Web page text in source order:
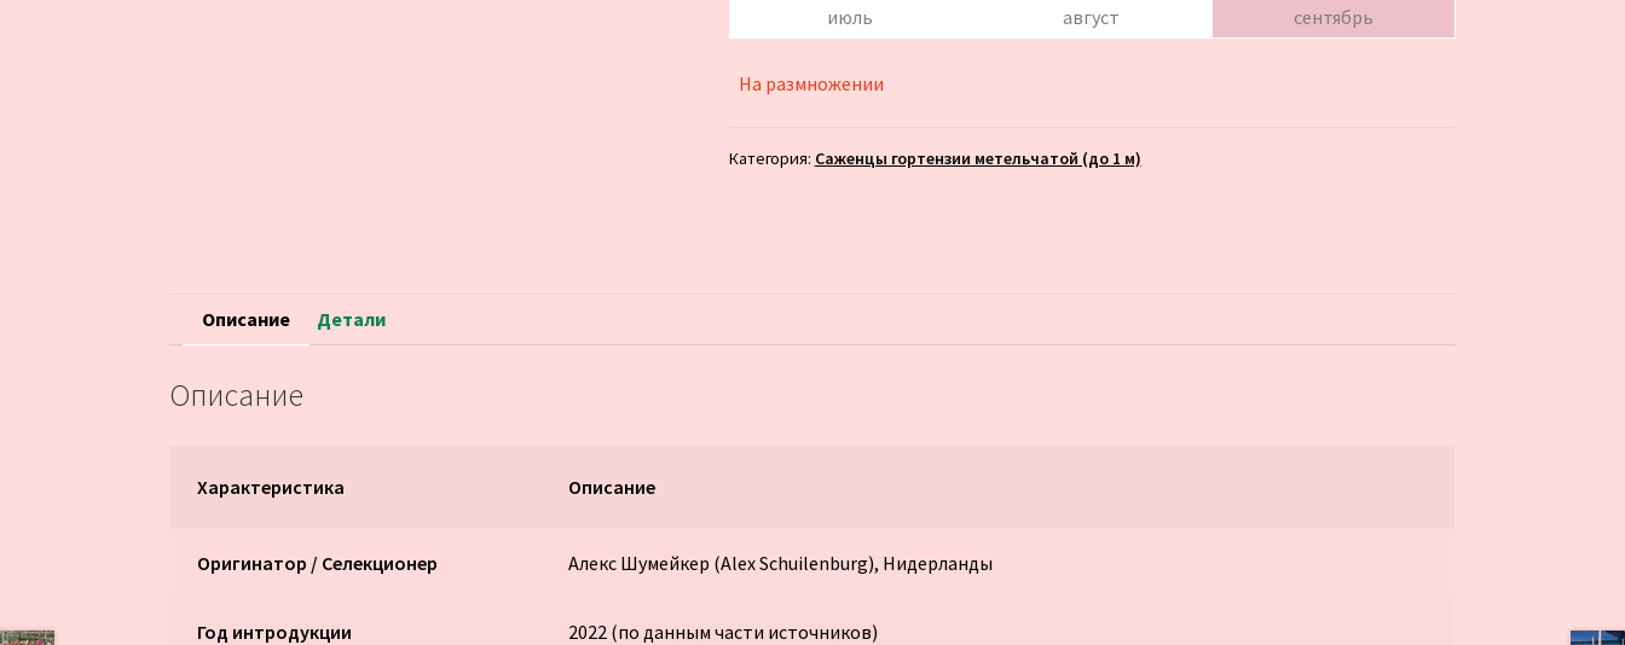
июль август сентябрь
На размножении
Категория: Саженцы гортензии метельчатой (до 1 м)
Описание Детали
Описание
Характеристика Описание
Оригинатор / Селекционер Алекс Шумейкер (Alex Schuilenburg), Нидерланды
Год интродукции 2022 (по данным части источников)